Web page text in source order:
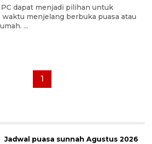
dapat menjadi pilihan untuk
menjelang berbuka puasa atau
...
1
Jadwal puasa sunnah Agustus 2026